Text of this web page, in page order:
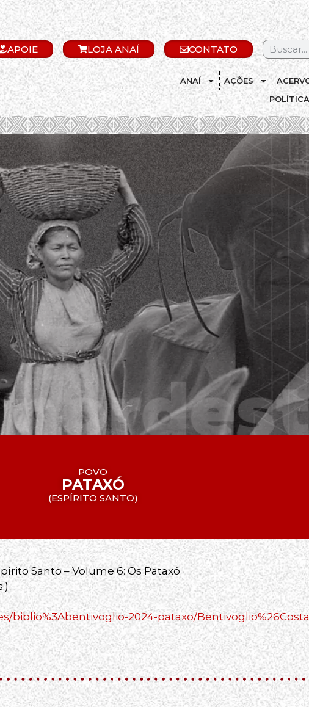
APOIE LOJA ANAÍ CONTATO
ANAÍ AÇÕES
POVO
PATAXÓ
(ESPÍRITO SANTO)
Santo – Volume 6: Os Pataxó
biblio%3Abentivoglio-2024-pataxo/